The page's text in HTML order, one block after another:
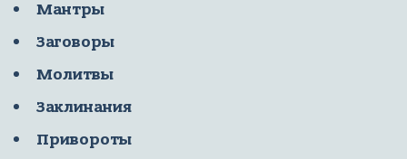
Мантры
Заговоры
Молитвы
Заклинания
Привороты